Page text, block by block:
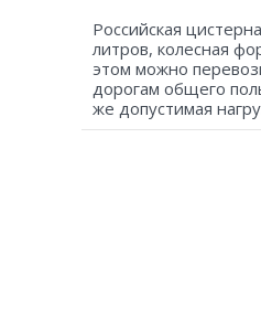
Российская
литров, колесная
этом можно
дорогам общего
же допустимая